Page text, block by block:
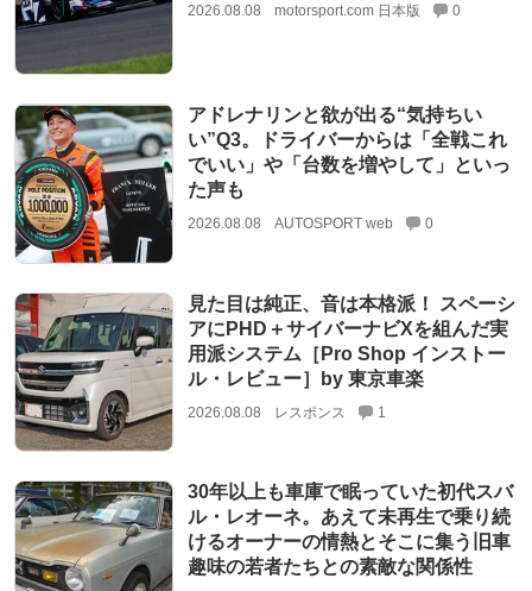
2026.08.08 motorsport.com 日本版 0
アドレナリンと欲が出る“気持ちい
い”Q3。ドライバーからは「全戦これ
でいい」や「台数を増やして」といっ
た声も
2026.08.08 AUTOSPORT web 0
見た目は純正、音は本格派！ スペーシ
アにPHD＋サイバーナビXを組んだ実
用派システム［Pro Shop インストー
ル・レビュー］by 東京車楽
2026.08.08 レスポンス 1
30年以上も車庫で眠っていた初代スバ
ル・レオーネ。あえて未再生で乗り続
けるオーナーの情熱とそこに集う旧車
趣味の若者たちとの素敵な関係性